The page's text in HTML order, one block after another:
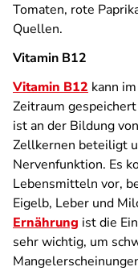
Tomaten, rote
Quellen.
Vitamin B12
Vitamin B12 kann
Zeitraum
ist an der Bildung
Zellkernen beteiligt
Nervenfunktion. Es
Lebensmitteln vor,
Eigelb, Leber und
Ernährung ist die
sehr wichtig, um